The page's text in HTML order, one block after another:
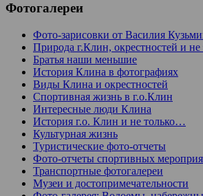
Фотогалереи
Фото-зарисовки от Василия
Природа г.Клин, окрестностей и
Братья наши меньшие
История Клина в фотографиях
Виды Клина и окрестностей
Спортивная жизнь в г.о.Клин
Интересные люди Клина
История г.о. Клин и не только…
Культурная жизнь
Туристические фото-отчеты
Фото-отчеты спортивных
Транспортные фотогалереи
Музеи и достопримечательности